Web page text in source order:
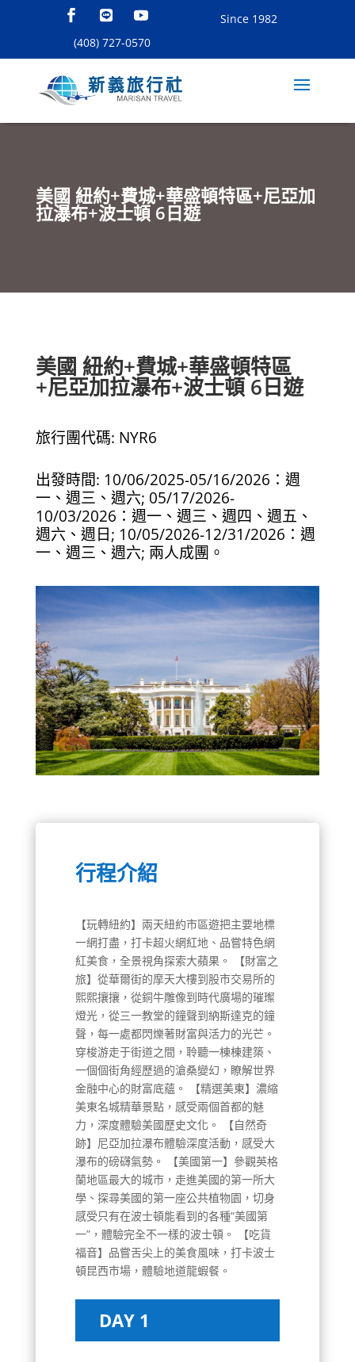
Since 1982
(408) 727-0570
美國 紐約+費城+華盛頓特區+尼亞加
拉瀑布+波士頓 6日遊
美國 紐約+費城+華盛頓特區
+尼亞加拉瀑布+波士頓 6日遊
旅行團代碼: NYR6
出發時間: 10/06/2025-05/16/2026：週
一、週三、週六; 05/17/2026-
10/03/2026：週一、週三、週四、週五、
週六、週日; 10/05/2026-12/31/2026：週
一、週三、週六; 兩人成團。
行程介紹
【玩轉紐約】兩天紐約市區遊把主要地標
一網打盡，打卡超火網紅地、品嘗特色網
紅美食，全景視角探索大蘋果。 【財富之
旅】從華爾街的摩天大樓到股市交易所的
熙熙攘攘，從銅牛雕像到時代廣場的璀璨
燈光，從三一教堂的鐘聲到納斯達克的鐘
聲，每一處都閃爍著財富與活力的光芒。
穿梭游走于街道之間，聆聽一棟棟建築、
一個個街角經歷過的滄桑變幻，瞭解世界
金融中心的財富底蘊。 【精選美東】濃縮
美東名城精華景點，感受兩個首都的魅
力，深度體驗美國歷史文化。 【自然奇
跡】尼亞加拉瀑布體驗深度活動，感受大
瀑布的磅礴氣勢。 【美國第一】參觀英格
蘭地區最大的城市，走進美國的第一所大
學、探尋美國的第一座公共植物園，切身
感受只有在波士頓能看到的各種“美國第
一”，體驗完全不一樣的波士頓。 【吃貨
福音】品嘗舌尖上的美食風味，打卡波士
頓昆西市場，體驗地道龍蝦餐。
DAY 1